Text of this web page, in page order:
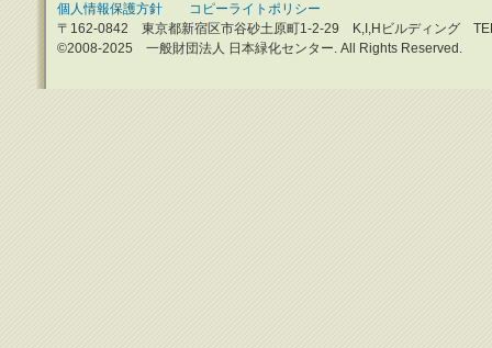
個人情報保護方針
コピーライトポリシー
〒162-0842 東京都新宿区市谷砂土原町1-2-29 K,I,Hビルディング
©2008-2025 一般財団法人 日本緑化センター. All Rights Reserved.